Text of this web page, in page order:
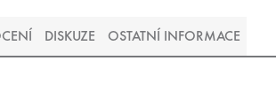
DISKUZE OSTATNÍ INFORMACE